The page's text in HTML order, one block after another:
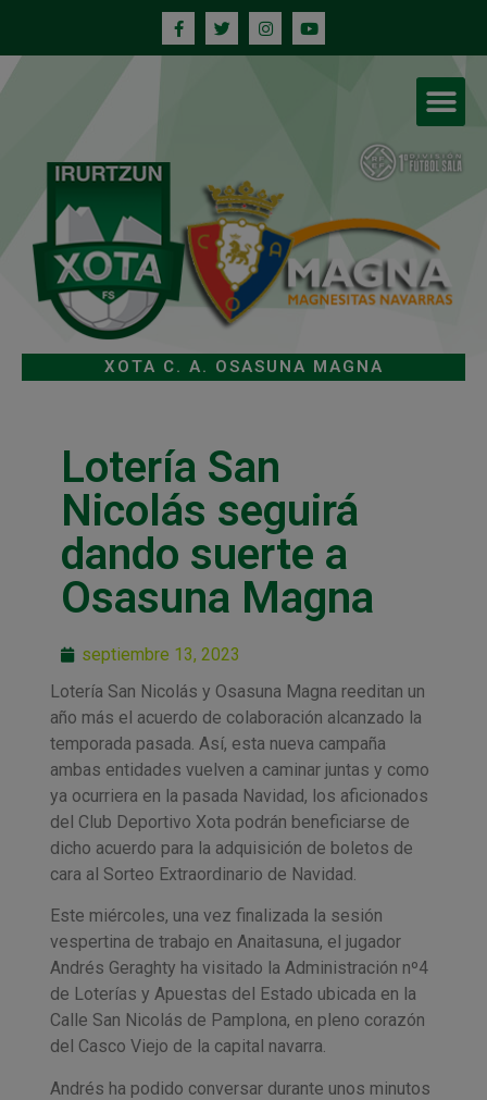
XOTA C. A. OSASUNA MAGNA
Lotería San
Nicolás seguirá
dando suerte a
Osasuna Magna
septiembre 13, 2023
Lotería San Nicolás y Osasuna Magna reeditan un
año más el acuerdo de colaboración alcanzado la
temporada pasada. Así, esta nueva campaña
ambas entidades vuelven a caminar juntas y como
ya ocurriera en la pasada Navidad, los aficionados
del Club Deportivo Xota podrán beneficiarse de
dicho acuerdo para la adquisición de boletos de
cara al Sorteo Extraordinario de Navidad.
Este miércoles, una vez finalizada la sesión
vespertina de trabajo en Anaitasuna, el jugador
Andrés Geraghty ha visitado la Administración nº4
de Loterías y Apuestas del Estado ubicada en la
Calle San Nicolás de Pamplona, en pleno corazón
del Casco Viejo de la capital navarra.
Andrés ha podido conversar durante unos minutos